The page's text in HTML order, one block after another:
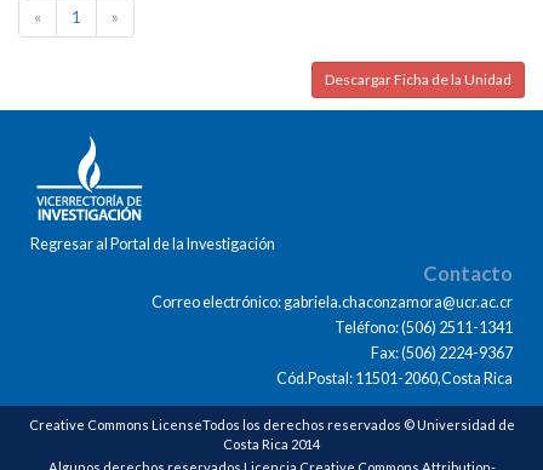
« 1 »
Descargar Ficha de la Unidad
Regresar al Portal de la Investigación
Contacto
Correo electrónico: gabriela.chaconzamora@ucr.ac.cr
Teléfono: (506) 2511-1341
Fax: (506) 2224-9367
Cód.Postal: 11501-2060,Costa Rica
Creative Commons LicenseTodos los derechos reservados © Universidad de
Costa Rica 2014